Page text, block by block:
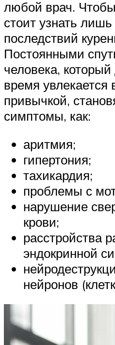
любой врач.
стоит узнать
последствий
Постоянными
человека,
время увлекается
привычкой,
симптомы, как:
аритмия;
гипертония;
тахикардия;
проблемы с
нарушение
крови;
расстройства
эндокринной
нейронов